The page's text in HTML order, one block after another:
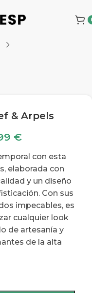
& Arpels
€
con esta
elaborada con
y un diseño
Con sus
impecables, es
cualquier look
de artesanía y
de la alta